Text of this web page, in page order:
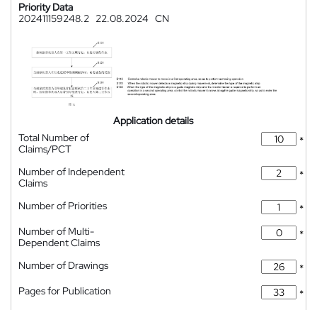
Priority Data
202411159248.2 22.08.2024 CN
Application details
Total Number of
Claims/PCT
*
Number of Independent
Claims
*
Number of Priorities
*
Number of Multi-
Dependent Claims
*
Number of Drawings
*
Pages for Publication
*